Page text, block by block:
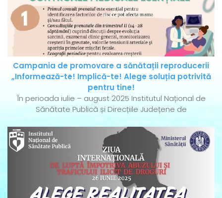
Campania de promovare a sănătații reproducerii
„Informează-te! Implică-te! Alege soluția potrivită
pentru tine!
În perioada iulie – august 2025 Institutul Național de
Sănătate Publică și Direcțiile Județene de